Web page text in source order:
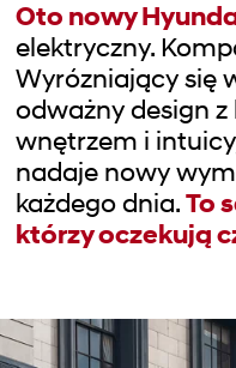
Oto nowy
elektryczny.
Wyrózniający się
odważny design
wnętrzem i
nadaje nowy
każdego dnia.To
którzy oczekują